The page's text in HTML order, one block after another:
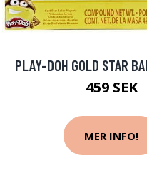
PLAY-DOH GOLD STAR
459 SEK
MER INFO!